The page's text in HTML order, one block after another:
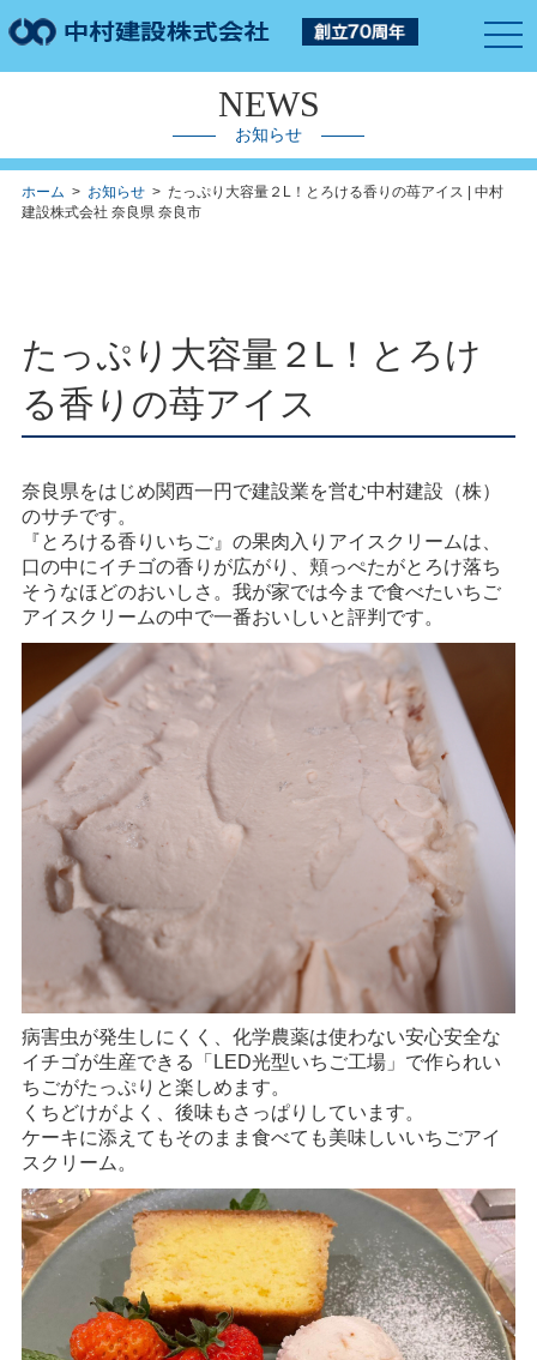
NEWS
お知らせ
ホーム > お知らせ> たっぷり大容量２L！とろける香りの苺アイス | 中村
建設株式会社 奈良県 奈良市
たっぷり大容量２L！とろけ
る香りの苺アイス
奈良県をはじめ関西一円で建設業を営む中村建設（株）
のサチです。
『とろける香りいちご』の果肉入りアイスクリームは、
口の中にイチゴの香りが広がり、頬っぺたがとろけ落ち
そうなほどのおいしさ。我が家では今まで食べたいちご
アイスクリームの中で一番おいしいと評判です。
病害虫が発生しにくく、化学農薬は使わない安心安全な
イチゴが生産できる「LED光型いちご工場」で作られい
ちごがたっぷりと楽しめます。
くちどけがよく、後味もさっぱりしています。
ケーキに添えてもそのまま食べても美味しいいちごアイ
スクリーム。